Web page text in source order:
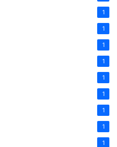
1
1
1
1
1
1
1
1
1